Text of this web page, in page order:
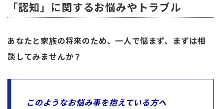
「認知」に関するお悩みやトラブル
あなたと家族の将来のため、一人で悩まず、まずは相
談してみませんか？
このようなお悩み事を抱えている方へ